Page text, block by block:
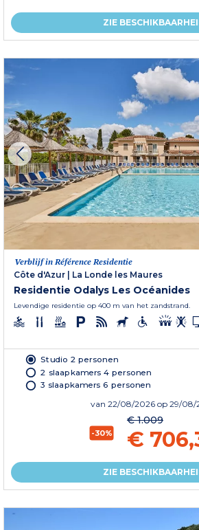
ZIE
Verblijf in Référence Residentie
Côte d'Azur
La Londe les Maures
Residentie Odalys Les Océanides
Levendige residentie op 400 m van het zandstrand.
Studio 2 personen
2 slaapkamers 4 personen
3 slaapkamers 6 personen
van 22/08/2026 op 29/08/
-30%
€ 1.009
€
ZIE